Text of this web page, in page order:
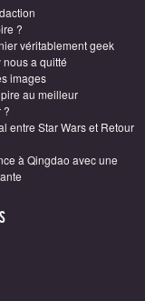
?
véritablement geek
a quitté
images
au meilleur
?
entre Star Wars et Retour
à Qingdao avec une